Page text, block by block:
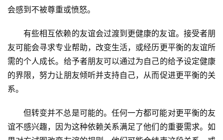
会感到不被尊重或愤怒。
有些相互依赖的友谊会过渡到更健康的友谊。接受者朋
友可能会寻求专业帮助，改变生活，或经历更平衡的友谊所
需的个人成长。给予者朋友可以通过为自己的给予设定健康
的界限，努力让朋友倾听并支持自己，从而促进更平衡的关
系。
但转变并不总是可能的。任何一方都可能对更平衡的友
谊不感兴趣，因为这种依赖关系满足了他们的重要需求。如